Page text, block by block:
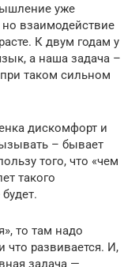
уже
но взаимодействие
К двум годам у
а наша задача –
таком сильном
дискомфорт и
– бывает
того, что «чем
такого
то там надо
что развивается. И,
задача —